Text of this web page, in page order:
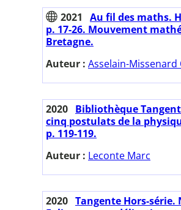
2021
Au fil des maths.
p. 17-26. Mouvement
Bretagne.
Auteur : Asselain-Missenard
2020 Bibliothèque
cinq postulats de la
p. 119-119.
Auteur : Leconte Marc
2020 Tangente Hors-série.